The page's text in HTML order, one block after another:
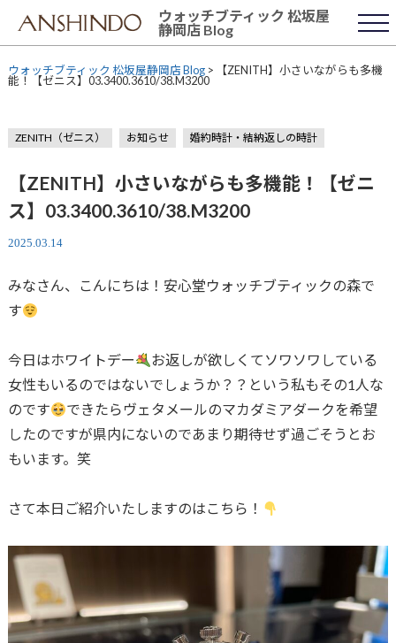
content
ウォッチブティック 松坂屋
静岡店 Blog
ウォッチブティック 松坂屋静岡店 Blog> 【ZENITH】小さいながらも多機
能！【ゼニス】03.3400.3610/38.M3200
ZENITH（ゼニス） お知らせ 婚約時計・結納返しの時計
【ZENITH】小さいながらも多機能！【ゼニ
ス】03.3400.3610/38.M3200
2025.03.14
みなさん、こんにちは！安心堂ウォッチブティックの森で
す
今日はホワイトデー
お返しが欲しくてソワソワしている
女性もいるのではないでしょうか？？という私もその1人な
のです
できたらヴェタメールのマカダミアダークを希望
したのですが県内にないのであまり期待せず過ごそうとお
もいます。笑
さて本日ご紹介いたしますのはこちら！